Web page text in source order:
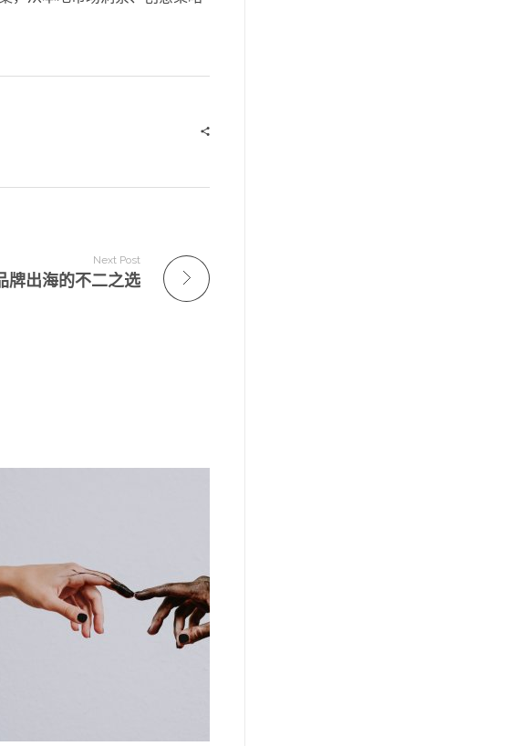
Next Post
牌出海的不二之选